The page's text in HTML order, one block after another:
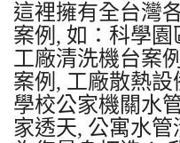
這裡擁有全台灣
案例, 如：科學
工廠清洗機台案
案例, 工廠散熱
學校公家機關水
家透天, 公寓水管